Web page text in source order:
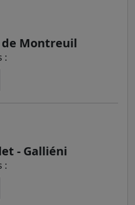
Montreuil
:
- Galliéni
: